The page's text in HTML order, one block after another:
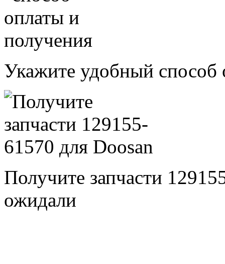
Укажите удобный способ
Получите запчасти
ожидали